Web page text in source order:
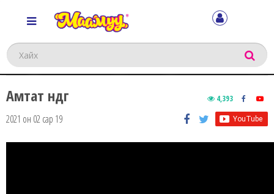
Хайх
Амтат өндөг 4,393
2021 он 02 сар 19